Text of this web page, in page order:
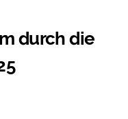
durch die